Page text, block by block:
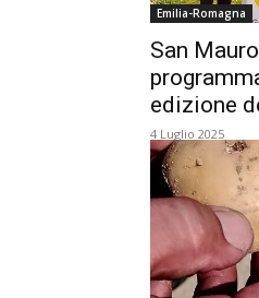
Emilia-Romagna
San
edizione
4 Luglio 2025